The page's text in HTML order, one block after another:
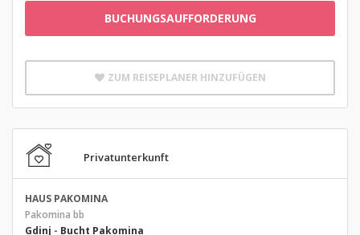
BUCHUNGSAUFFORDERUNG
ZUM REISEPLANER HINZUFÜGEN
Privatunterkunft
HAUS PAKOMINA
Pakomina bb
Gdinj - Bucht Pakomina